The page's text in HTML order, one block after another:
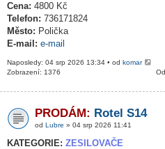
Cena: 4800 Kč
Telefon: 736171824
Město: Polička
E-mail: e-mail
Naposledy: 04 srp 2026 13:34 • od komar
Zobrazení: 1376
PRODÁM: Rotel S14
od Lubre » 04 srp 2026 11:41
KATEGORIE: ZESILOVAČE